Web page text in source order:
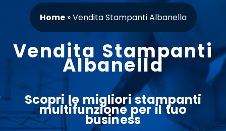
Home»Vendita Stampanti Albanella
Vendita Stampanti
Albanella
Scopri le miglioristampanti
multifunzione per il tuo
business